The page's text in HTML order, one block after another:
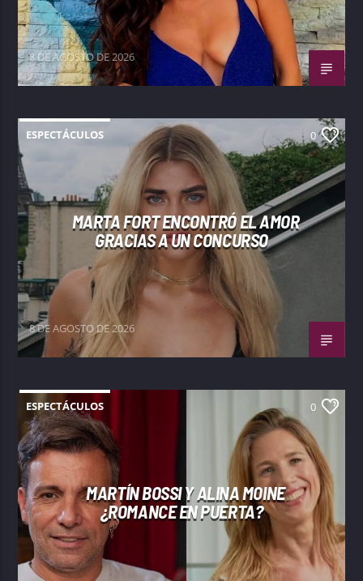
8 DE AGOSTO DE 2026
ESPECTÁCULOS 0
MARTA FORT ENCONTRÓ EL AMOR
GRACIAS A UN CONCURSO
8 DE AGOSTO DE 2026
ESPECTÁCULOS 0
MARTÍN BOSSI Y ALINA MOINE
¿ROMANCE EN PUERTA?